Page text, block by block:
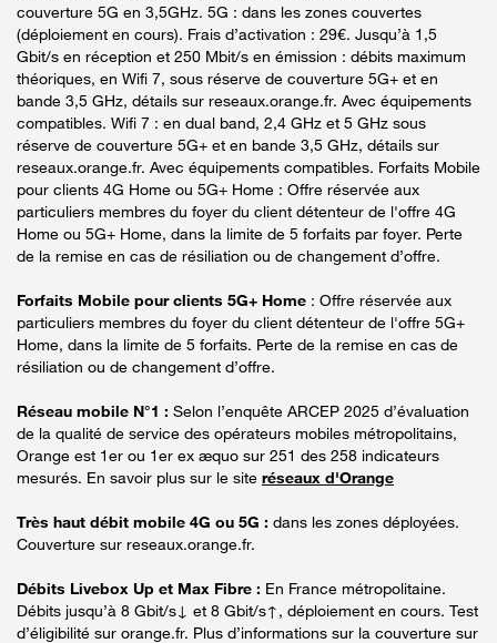
couverture 5G en 3,5GHz. 5G : dans les zones couvertes
(déploiement en cours). Frais d’activation : 29€. Jusqu’à 1,5
Gbit/s en réception et 250 Mbit/s en émission : débits maximum
théoriques, en Wifi 7, sous réserve de couverture 5G+ et en
bande 3,5 GHz, détails sur reseaux.orange.fr. Avec équipements
compatibles. Wifi 7 : en dual band, 2,4 GHz et 5 GHz sous
réserve de couverture 5G+ et en bande 3,5 GHz, détails sur
reseaux.orange.fr. Avec équipements compatibles. Forfaits Mobile
pour clients 4G Home ou 5G+ Home : Offre réservée aux
particuliers membres du foyer du client détenteur de l'offre 4G
Home ou 5G+ Home, dans la limite de 5 forfaits par foyer. Perte
de la remise en cas de résiliation ou de changement d’offre.
Forfaits Mobile pour clients 5G+ Home : Offre réservée aux
particuliers membres du foyer du client détenteur de l'offre 5G+
Home, dans la limite de 5 forfaits. Perte de la remise en cas de
résiliation ou de changement d’offre.
Réseau mobile N°1 : Selon l’enquête ARCEP 2025 d’évaluation
de la qualité de service des opérateurs mobiles métropolitains,
Orange est 1er ou 1er ex æquo sur 251 des 258 indicateurs
mesurés. En savoir plus sur le site réseaux d'Orange
Très haut débit mobile 4G ou 5G : dans les zones déployées.
Couverture sur reseaux.orange.fr.
Débits Livebox Up et Max Fibre : En France métropolitaine.
Débits jusqu’à 8 Gbit/s↓ et 8 Gbit/s↑, déploiement en cours. Test
d’éligibilité sur orange.fr. Plus d’informations sur la couverture sur